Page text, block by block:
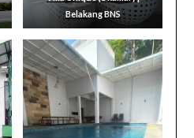
Belakang BNS